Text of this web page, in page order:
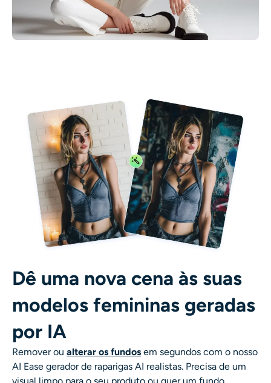
Dê uma nova cena às suas
modelos femininas geradas
por IA
Remover ou alterar os fundos em segundos com o nosso
AI Ease gerador de raparigas AI realistas. Precisa de um